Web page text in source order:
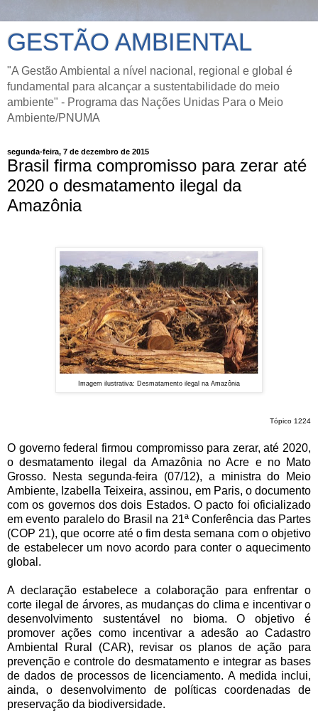
GESTÃO AMBIENTAL
"A Gestão Ambiental a nível nacional, regional e global é
fundamental para alcançar a sustentabilidade do meio
ambiente" - Programa das Nações Unidas Para o Meio
Ambiente/PNUMA
segunda-feira, 7 de dezembro de 2015
Brasil firma compromisso para zerar até
2020 o desmatamento ilegal da
Amazônia
Imagem ilustrativa: Desmatamento ilegal na Amazônia
Tópico 1224
O governo federal firmou compromisso para zerar, até 2020,
o desmatamento ilegal da Amazônia no Acre e no Mato
Grosso. Nesta segunda-feira (07/12), a ministra do Meio
Ambiente, Izabella Teixeira, assinou, em Paris, o documento
com os governos dos dois Estados. O pacto foi oficializado
em evento paralelo do Brasil na 21ª Conferência das Partes
(COP 21), que ocorre até o fim desta semana com o objetivo
de estabelecer um novo acordo para conter o aquecimento
global.
A declaração estabelece a colaboração para enfrentar o
corte ilegal de árvores, as mudanças do clima e incentivar o
desenvolvimento sustentável no bioma. O objetivo é
promover ações como incentivar a adesão ao Cadastro
Ambiental Rural (CAR), revisar os planos de ação para
prevenção e controle do desmatamento e integrar as bases
de dados de processos de licenciamento. A medida inclui,
ainda, o desenvolvimento de políticas coordenadas de
preservação da biodiversidade.